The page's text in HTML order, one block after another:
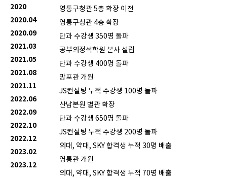
2020
2020.04
2020.09
2021.03
2021.05
2021.08
2021.11
2022.06
2022.09
2022.10
2022.12
2023.02
2023.12
영통구청관 5층 확장 이전
영통구청관 4층 확장
단과 수강생 350명 돌파
공부의정석학원 본사 설립
단과 수강생 400명 돌파
망포관 개원
JS컨설팅 누적 수강생 100명 돌파
산남본원 별관 확장
단과 수강생 650명 돌파
JS컨설팅 누적 수강생 200명 돌파
의대, 약대, SKY 합격생 누적 30명 배출
영통관 개원
의대, 약대, SKY 합격생 누적 70명 배출